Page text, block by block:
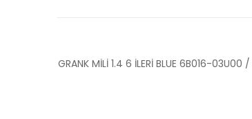
GRANK MİLİ 1.4 6 İLERİ BLUE 6B016-